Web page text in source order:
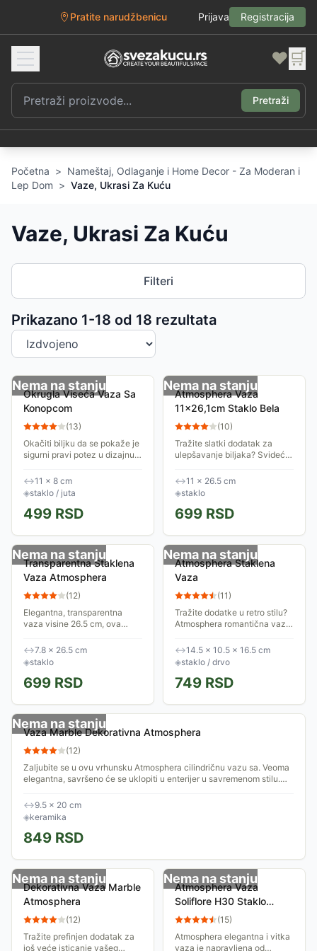
Pratite narudžbenicu Prijava Registracija
❤️ 🛒
Pretraži
Početna > Nameštaj, Odlaganje i Home Decor - Za Moderan i
Lep Dom > Vaze, Ukrasi Za Kuću
Vaze, Ukrasi Za Kuću
Filteri
Prikazano 1-18 od 18 rezultata
Sortiranje proizvoda
Nema na stanju
Okrugla Viseća Vaza Sa
Konopcom
(13)
Okačiti biljku da se pokaže je
sigurni pravi potez u dizajnu
Atmosphera videću saksiju,
možete dobiti veoma trendi
efekat. Saksija...
↔11 × 8 cm
◈staklo / juta
499 RSD
Nema na stanju
Atmosphera Vaza
11x26,1cm Staklo Bela
(10)
Tražite slatki dodatak za
ulepšavanje biljaka? Svideće
brenda Atmosphera.
Minimalistički dizajn Ova
divna vaza srednje...
↔11 × 26.5 cm
◈staklo
699 RSD
Nema na stanju
Transparentna Staklena
Vaza Atmosphera
(12)
Elegantna, transparentna
vaza visine 26.5 cm, ova
elegantna i prefinjena. Idealna
za buket svežeg cveća, a
takođe možete...
↔7.8 × 26.5 cm
◈staklo
699 RSD
Nema na stanju
Atmosphera Staklena
Vaza
(11)
Tražite dodatke u retro stilu?
Atmosphera romantična vaza
autentičnim materijalima i
genijalnim dizajnom. Topla...
↔14.5 × 10.5 × 16.5 cm
◈staklo / drvo
749 RSD
Nema na stanju
Vaza Marble Dekorativna Atmosphera
(12)
Zaljubite se u ovu vrhunsku Atmosphera cilindričnu vazu sa. Veoma
elegantna, savršeno će se uklopiti u enterijer u savremenom stilu.
↔9.5 × 20 cm
◈keramika
849 RSD
Nema na stanju
Dekorativna Vaza Marble
Atmosphera
(12)
Tražite prefinjen dodatak za
još veće isticanje vašeg
Nema na stanju
Atmosphera Vaza
Soliflore H30 Staklo
Transparent
(15)
Atmosphera elegantna i vitka
vaza je napravljena od